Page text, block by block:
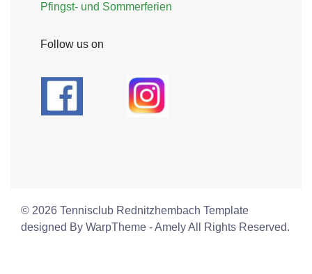
Pfingst- und Sommerferien
Follow us on
© 2026 Tennisclub Rednitzhembach Template
designed By WarpTheme - Amely All Rights Reserved.